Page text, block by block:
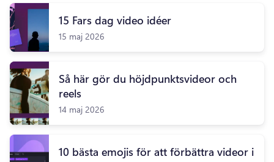
15 Fars dag video idéer
15 maj 2026
Så här gör du höjdpunktsvideor och
reels
14 maj 2026
10 bästa emojis för att förbättra videor i